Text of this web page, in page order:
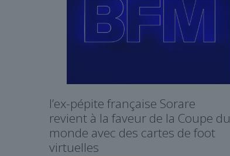
l’ex-pépite française Sorare
revient à la faveur de la Coupe du
monde avec des cartes de foot
virtuelles